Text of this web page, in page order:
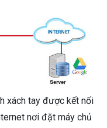
xách tay được kết nối
nơi đặt máy chủ